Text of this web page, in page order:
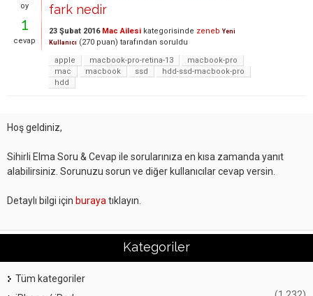
oy
1
cevap
fark nedir
23 Şubat 2016 Mac Ailesi kategorisinde zeneb Yeni
Kullanıcı (270 puan) tarafından soruldu
apple
macbook-pro-retina-13
macbook-pro
mac
macbook ssd
hdd-ssd-macbook-pro
hdd
Hoş geldiniz,
Sihirli Elma Soru & Cevap ile sorularınıza en kısa zamanda yanıt
alabilirsiniz. Sorunuzu sorun ve diğer kullanıcılar cevap versin.
Detaylı bilgi için buraya tıklayın.
Kategoriler
Tüm kategoriler